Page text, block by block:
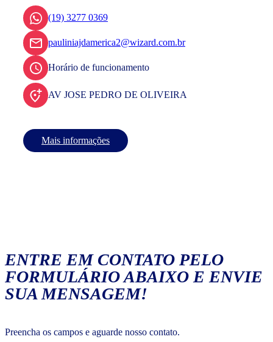
(19) 3277 0369
pauliniajdamerica2@wizard.com.br
Horário de funcionamento
AV JOSE PEDRO DE OLIVEIRA
Mais informações
ENTRE EM CONTATO PELO
FORMULÁRIO ABAIXO E ENVIE
SUA MENSAGEM!
Preencha os campos e aguarde nosso contato.